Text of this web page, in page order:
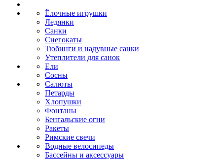
Ёлочные игрушки
Ледянки
Санки
Снегокаты
Тюбинги и надувные санки
Утеплители для санок
Ели
Сосны
Салюты
Петарды
Хлопушки
Фонтаны
Бенгальские огни
Ракеты
Римские свечи
Водные велосипеды
Бассейны и аксессуары